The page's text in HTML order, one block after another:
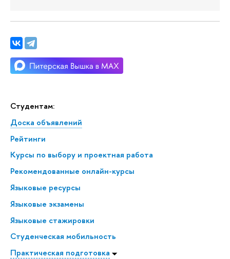
Студентам:
Доска объявлений
Рейтинги
Курсы по выбору и проектная работа
Рекомендованные онлайн-курсы
Языковые ресурсы
Языковые экзамены
Языковые стажировки
Студенческая мобильность
Практическая подготовка